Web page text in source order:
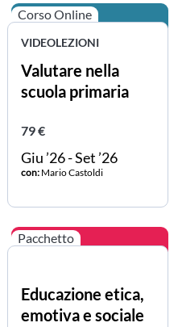
Corso Online
VIDEOLEZIONI
Valutare nella
scuola primaria
Prezzo intero
79 €
Giu ’26 - Set ’26
con: Mario Castoldi
Pacchetto
Educazione etica,
emotiva e sociale